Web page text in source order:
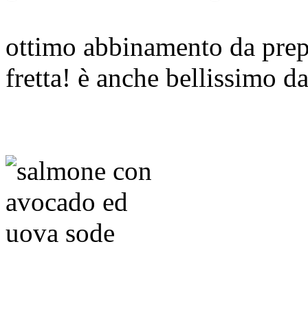
ottimo abbinamento da
fretta! è anche bellissimo